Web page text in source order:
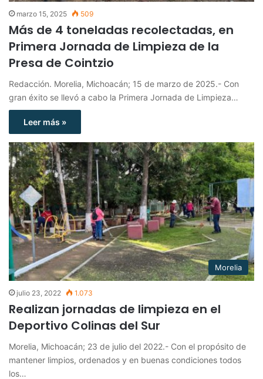
marzo 15, 2025 509
Más de 4 toneladas recolectadas, en
Primera Jornada de Limpieza de la
Presa de Cointzio
Redacción. Morelia, Michoacán; 15 de marzo de 2025.- Con
gran éxito se llevó a cabo la Primera Jornada de Limpieza…
Leer más »
Morelia
julio 23, 2022 1.073
Realizan jornadas de limpieza en el
Deportivo Colinas del Sur
Morelia, Michoacán; 23 de julio del 2022.- Con el propósito de
mantener limpios, ordenados y en buenas condiciones todos
los…